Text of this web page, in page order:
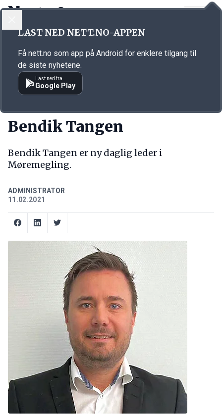
Annonsørinnhold
Bendik Tangen
Bendik Tangen er ny daglig leder i
Møremegling.
ADMINISTRATOR
11.02.2021
LAST NED NETT.NO-APPEN
Få nett.no som app på Android for enklere tilgang til
de siste nyhetene.
Last ned fra
Google Play